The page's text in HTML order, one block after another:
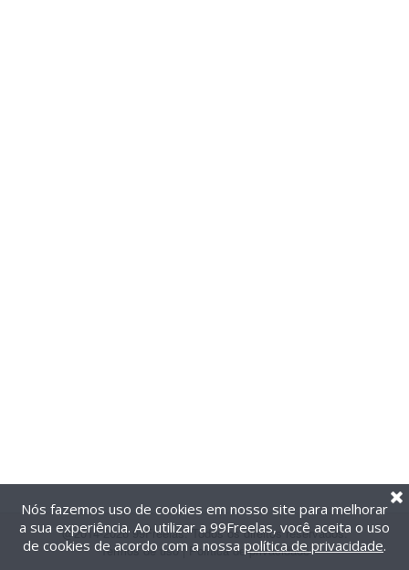
@2014-2026 99Freelas. Todos os direitos reservados.
Termos de uso| Política de privacidade
Nós fazemos uso de cookies em nosso site para melhorar
a sua experiência. Ao utilizar a 99Freelas, você aceita o uso
de cookies de acordo com a nossa política de privacidade.